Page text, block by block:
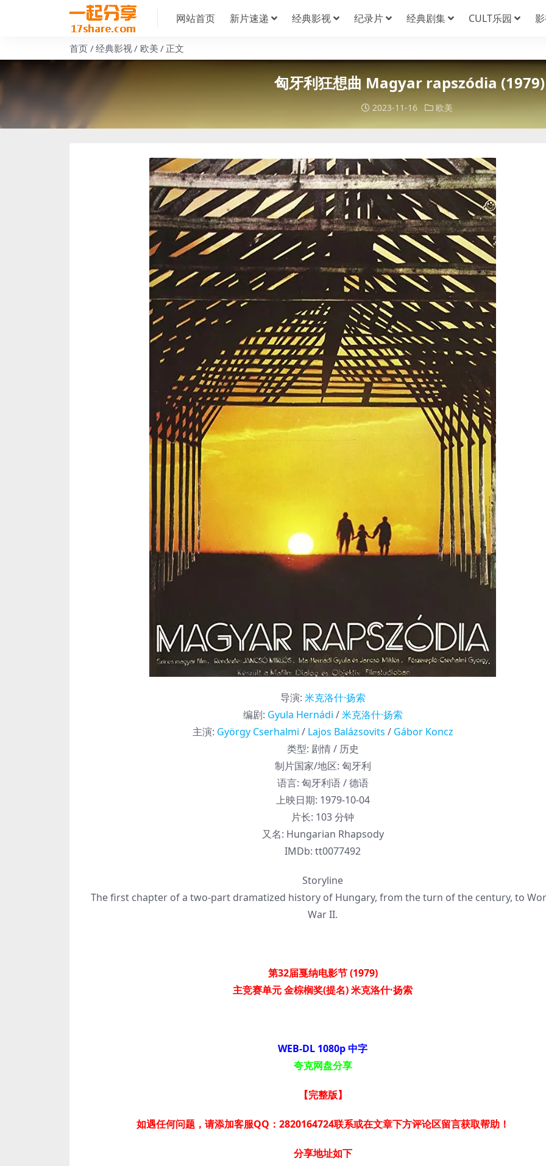
网站首页 新片速递 经典影视 纪录片 经典剧集 CULT乐园
首页 经典影视 欧美 正文
匈牙利狂想曲 Magyar rapszódia (1979)
2023-11-16 欧美
导演: 米克洛什·扬索
编剧: Gyula Hernádi /米克洛什·扬索
主演: György Cserhalmi / Lajos Balázsovits / Gábor Koncz
类型: 剧情 / 历史
制片国家/地区: 匈牙利
语言: 匈牙利语 / 德语
上映日期: 1979-10-04
片长: 103 分钟
又名: Hungarian Rhapsody
IMDb: tt0077492
Storyline
The first chapter of a two-part dramatized history of Hungary, from the turn of the century, to
War II.
第32届戛纳电影节 (1979)
主竞赛单元 金棕榈奖(提名) 米克洛什·扬索
WEB-DL 1080p 中字
夸克网盘分享
【完整版】
如遇任何问题，请添加客服QQ：2820164724联系或在文章下方评论区留言获取帮助！
分享地址如下